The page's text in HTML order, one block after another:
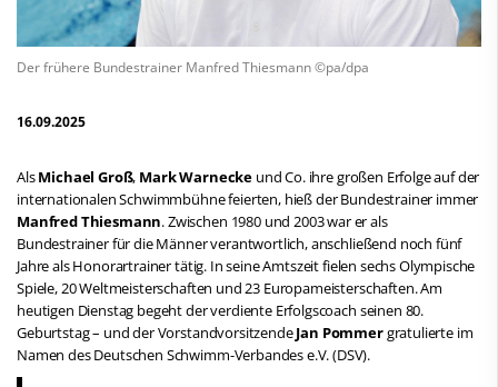
Der frühere Bundestrainer Manfred Thiesmann ©pa/dpa
16.09.2025
AlsMichael Groß, Mark Warnecke und Co. ihre großen Erfolge auf der
internationalen Schwimmbühne feierten, hieß der Bundestrainer immer
Manfred Thiesmann. Zwischen 1980 und 2003 war er als
Bundestrainer für die Männer verantwortlich, anschließend noch fünf
Jahre als Honorartrainer tätig. In seine Amtszeit fielen sechs Olympische
Spiele, 20 Weltmeisterschaften und 23 Europameisterschaften. Am
heutigen Dienstag begeht der verdiente Erfolgscoach seinen 80.
Geburtstag – und der VorstandvorsitzendeJan Pommergratulierte im
Namen des Deutschen Schwimm-Verbandes e.V. (DSV).